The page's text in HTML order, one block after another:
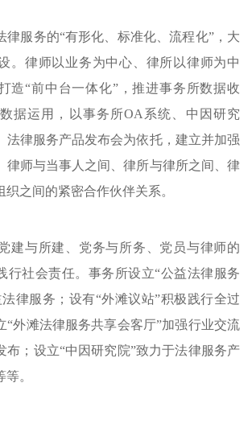
律服务的“有形化、标准化、流程化”，大
。律师以业务为中心、律所以律师为中
造“前中台一体化”，推进事务所数据收
据运用，以事务所OA 系统、中因研究
法律服务产品发布会为依托，建立并加强
律师与当事人之间、律所与律所之间、律
织之间的紧密合作伙伴关系。
建与所建、党务与所务、党员与律师的
行社会责任。事务所设立“公益法律服务
律服务；设有“外滩议站”积极践行全过
“外滩法律服务共享会客厅”加强行业交流
布；设立“中因研究院”致力于法律服务产
。